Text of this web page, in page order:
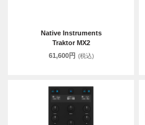
Native Instruments
Traktor MX2
61,600円 (税込)